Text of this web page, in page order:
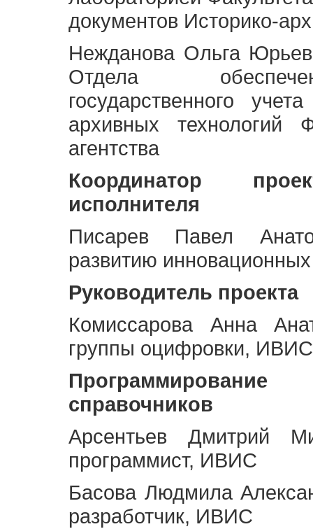
документов Историко-
Нежданова Ольга
Отдела
государственного
архивных технологий
агентства
Координатор
исполнителя
Писарев Павел
развитию
Руководитель проекта
Комиссарова Анна
группы оцифровки, ИВИС
Программирование
справочников
Арсентьев Дмитрий
программист, ИВИС
Басова Людмила
разработчик, ИВИС